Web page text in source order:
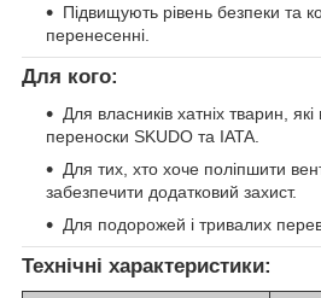
Підвищують рівень безпеки та
перенесенні.
Для кого:
Для власників хатніх тварин,
переноски SKUDO та IATA.
Для тих, хто хоче поліпшити
забезпечити додатковий захист.
Для подорожей і тривалих
Технічні характеристики: